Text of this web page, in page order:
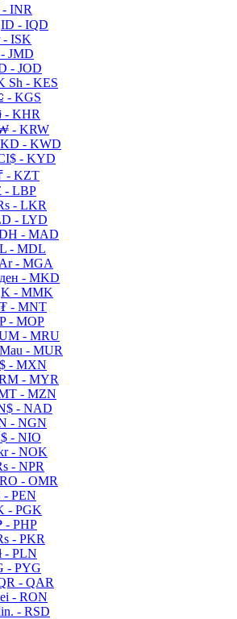
- INR
ID - IQD
- ISK
- JMD
- JOD
Sh - KES
- KGS
- KHR
- KRW
KD - KWD
- KYD
- KZT
- LBP
- LKR
- LYD
- MAD
L - MDL
Ar- MGA
ден - MKD
K - MMK
₮ - MNT
P- MOP
- MRU
Mau - MUR
$ - MXN
- MYR
- MZN
- NAD
- NGN
- NIO
- NOK
- NPR
RO - OMR
- PEN
- PGK
- PHP
- PKR
- PLN
- PYG
- QAR
- RON
- RSD